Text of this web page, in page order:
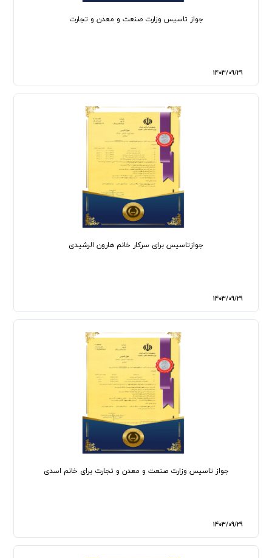
جواز تاسیس وزارت صنعت و معدن و تجارت
1403/09/29
جوازتاسیس برای سرکار خانم هارون الرشیدی
1403/09/29
جواز تاسیس وزارت صنعت و معدن و تجارت برای خانم اسدی
1403/09/29